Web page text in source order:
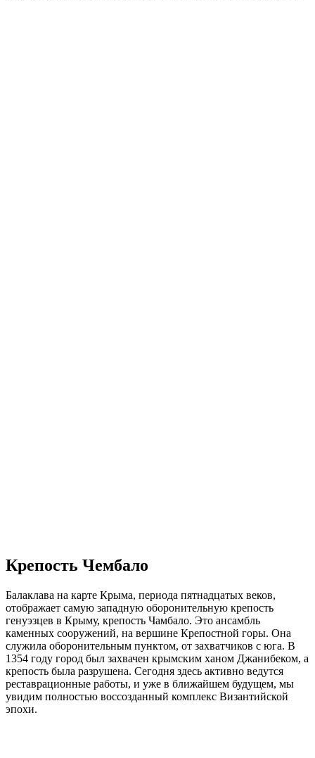
Крепость Чембало
Балаклава на карте Крыма, периода пятнадцатых веков,
отображает самую западную оборонительную крепость
генуэзцев в Крыму, крепость Чамбало. Это ансамбль
каменных сооружений, на вершине Крепостной горы. Она
служила оборонительным пунктом, от захватчиков с юга. В
1354 году город был захвачен крымским ханом Джанибеком, а
крепость была разрушена. Сегодня здесь активно ведутся
реставрационные работы, и уже в ближайшем будущем, мы
увидим полностью воссозданный комплекс Византийской
эпохи.